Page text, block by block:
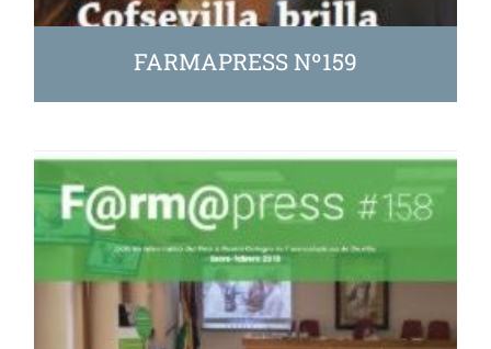
FARMAPRESS Nº159